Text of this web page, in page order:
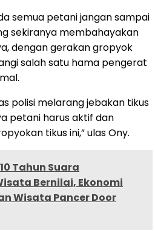
semua petani jangan sampai
sekiranya membahayakan
dengan gerakan gropyok
salah satu hama pengerat
polisi melarang jebakan tikus
petani harus aktif dan
tikus ini,” ulas Ony.
Tahun Suara
Bernilai, Ekonomi
Wisata Pancer Door